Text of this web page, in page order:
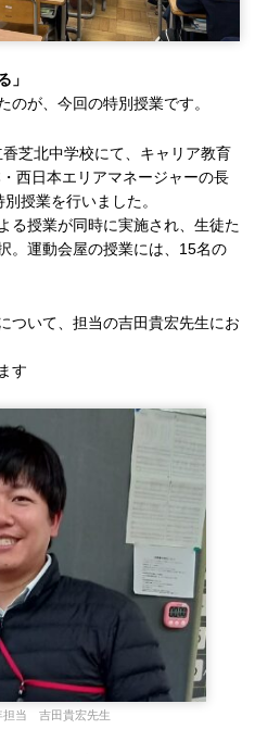
」
のが、今回の特別授業です。
芝北中学校にて、キャリア教育
西日本エリアマネージャーの長
授業を行いました。
る授業が同時に実施され、生徒た
。運動会屋の授業には、15名の
ついて、担当の吉田貴宏先生にお
す
担当 吉田貴宏先生